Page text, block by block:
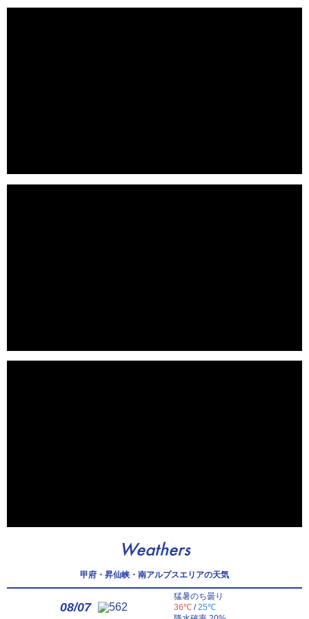
Weathers
甲府・昇仙峡・南アルプスエリアの天気
08/07
猛暑のち曇り
36℃ /25℃